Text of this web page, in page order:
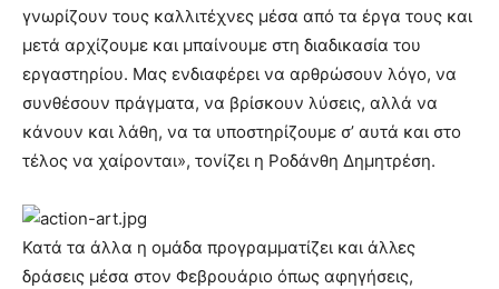
γνωρίζουν τους καλλιτέχνες μέσα από τα έργα τους και
μετά αρχίζουμε και μπαίνουμε στη διαδικασία του
εργαστηρίου. Μας ενδιαφέρει να αρθρώσουν λόγο, να
συνθέσουν πράγματα, να βρίσκουν λύσεις, αλλά να
κάνουν και λάθη, να τα υποστηρίζουμε σ’ αυτά και στο
τέλος να χαίρονται», τονίζει η Ροδάνθη Δημητρέση.
Κατά τα άλλα η ομάδα προγραμματίζει και άλλες
δράσεις μέσα στον Φεβρουάριο όπως αφηγήσεις,